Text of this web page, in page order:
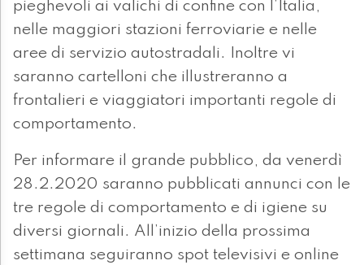
pieghevoli ai valichi di confine con l’Italia,
nelle maggiori stazioni ferroviarie e nelle
aree di servizio autostradali. Inoltre vi
saranno cartelloni che illustreranno a
frontalieri e viaggiatori importanti regole di
comportamento.
Per informare il grande pubblico, da venerdì
28.2.2020 saranno pubblicati annunci con le
tre regole di comportamento e di igiene su
diversi giornali. All’inizio della prossima
settimana seguiranno spot televisivi e online